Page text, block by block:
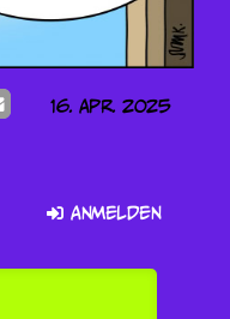
16. Apr. 2025
Anmelden